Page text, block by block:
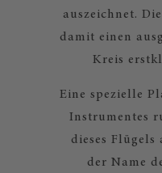
auszeichnet.
damit einen
Kreis
Eine spezielle
Instrumentes
dieses Flügels
der Name